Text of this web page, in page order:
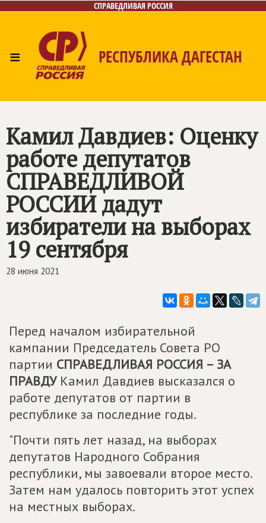
СПРАВЕДЛИВАЯ РОССИЯ
≡ РЕСПУБЛИКА ДАГЕСТАН
Камил Давдиев: Оценку
работе депутатов
СПРАВЕДЛИВОЙ
РОССИИ дадут
избиратели на выборах
19 сентября
28 июня 2021
Перед началом избирательной
кампании Председатель Совета РО
партии СПРАВЕДЛИВАЯ РОССИЯ – ЗА
ПРАВДУКамил Давдиев высказался о
работе депутатов от партии в
республике за последние годы.
"Почти пять лет назад, на выборах
депутатов Народного Собрания
республики, мы завоевали второе место.
Затем нам удалось повторить этот успех
на местных выборах.